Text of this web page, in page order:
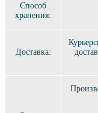
Способ
хранения:
Доставка: